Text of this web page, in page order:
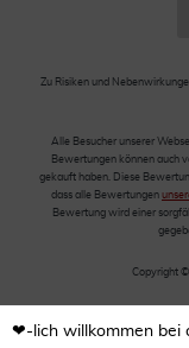
Zu Risiken und
Alle Besucher unserer
Bewertungen können auch
gekauft haben. Diese
dass alle Bewertungen
Bewertung wird einer
Copyright
❤-lich willkommen bei